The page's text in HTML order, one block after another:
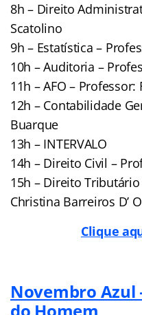
8h – Direito
Scatolino
9h – Estatística –
10h – Auditoria –
11h – AFO – Professor:
12h – Contabilidade
Buarque
13h – INTERVALO
14h – Direito Civil –
15h – Direito
Christina Barreiros D’
Clique
Novembro Azul